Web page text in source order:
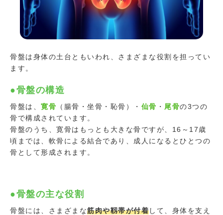
骨盤は身体の土台ともいわれ、さまざまな役割を担ってい
ます。
●骨盤の構造
骨盤は、 寛骨 （腸骨・坐骨・恥骨）・ 仙骨 ・ 尾骨の3つの
骨で構成されています。
骨盤のうち、寛骨はもっとも大きな骨ですが、16～17歳
頃までは、軟骨による結合であり、成人になるとひとつの
骨として形成されます。
●骨盤の主な役割
骨盤には、さまざまな筋肉や靱帯が付着して、身体を支え